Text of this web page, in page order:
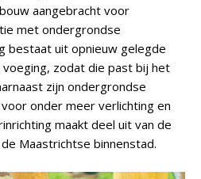
aangebracht voor
met ondergrondse
bestaat uit opnieuw gelegde
zodat die past bij het
zijn ondergrondse
onder meer verlichting en
maakt deel uit van de
Maastrichtse binnenstad.